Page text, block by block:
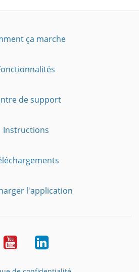
ça marche
de support
Instructions
l'application
YouTubeLinkedIn